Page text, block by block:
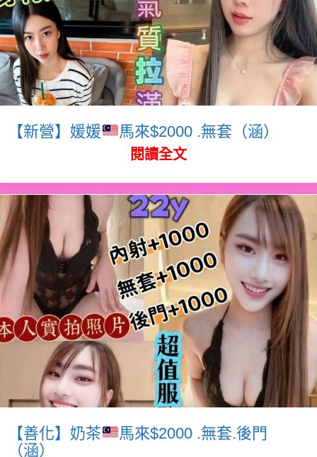
【新營】媛媛 馬來$2000 .無套（涵）
閱讀全文
【善化】奶茶
馬來$2000 .無套.後門
（涵）